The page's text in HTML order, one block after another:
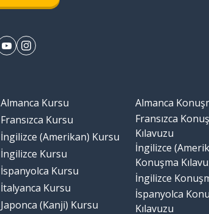
Almanca Kursu
Fransızca Kursu
İngilizce (Amerikan) Kursu
İngilizce Kursu
İspanyolca Kursu
İtalyanca Kursu
Japonca (Kanji) Kursu
Almanca
Fransızca
Kılavuzu
İngilizce
Konuşma
İngilizce
İspanyolca
Kılavuzu